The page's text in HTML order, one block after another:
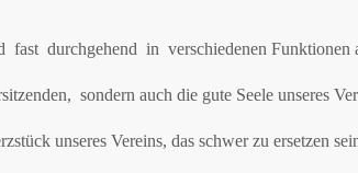
durchgehend in verschiedenen Funktionen
sondern auch die gute Seele unseres
unseres Vereins, das schwer zu ersetzen